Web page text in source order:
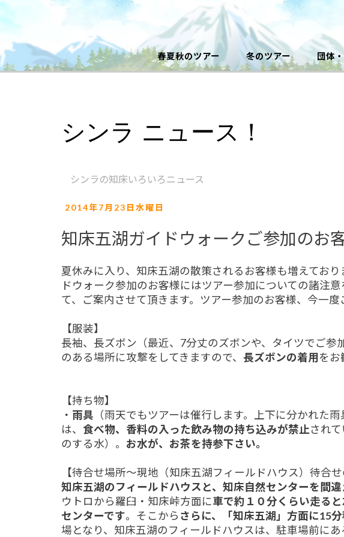
春夏秋のツアー 冬のツアー 団体
シンラ ニュース！
シンラの知床いろいろニュース
2014年7月23日水曜日
知床五湖ガイドウォークご参加のお
夏休みに入り、知床五湖の散策されるお客様も増えてお
ドウォーク参加のお客様にはツアー参加についての諸注
て、ご案内させて頂きます。ツアー参加のお客様、今一度
【服装】
長袖、長ズボン（最近、7分丈のズボンや、タイツでご参
のある場所に攻撃をしてきますので、 長ズボンの着用をお
【持ち物】
・ 雨具 （雨天でもツアーは催行します。上下に分かれた
は、 食べ物、 香料の入った飲み物の持ち込みが禁止され
のする水）。 お水が、お茶を持参下さい。
【待合せ場所～現地（知床五湖フィールドハウス）待合せ
知床五湖のフィールドハウスと、知床自然センターを間違
ウトロから羅臼・知床峠方面に車で約１０分くらい走る
センターです。そこから さらに、「知床五湖」方面に15
場となり、知床五湖のフィールドハウスは、駐車場前に